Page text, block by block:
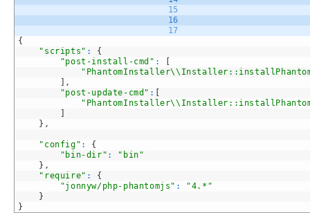
15
16
17
{
"scripts" :
{
"post-install-cmd" :
,
"post-update-cmd" :
} ,
"config" :
{
"bin-dir" :
"bin"
} ,
"require" :
{
"jonnyw/php-phantomjs" :
"4.*"
}
}